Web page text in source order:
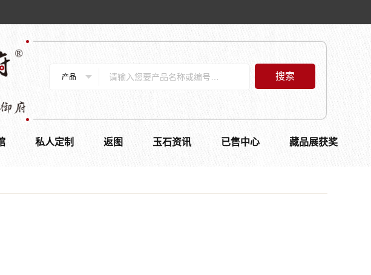
产品 搜索
私人定制 返图 玉石资讯 已售中心 藏品展获奖